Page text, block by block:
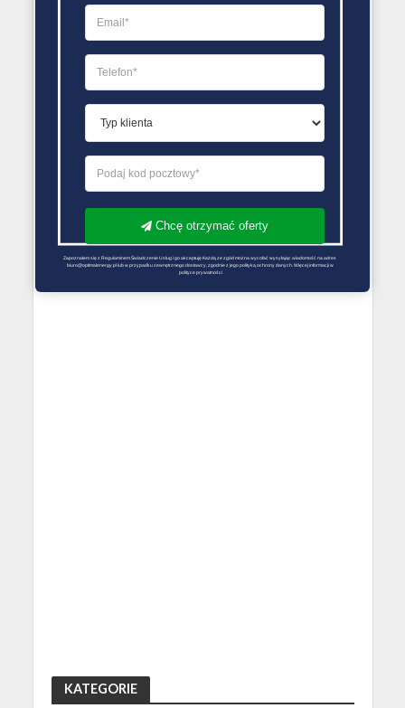
Dostawcy gazu Kartuzy
PORÓWNYWARKA OFERT GAZU
KATEGORIE
Chcę otrzymać oferty
Zapoznałem się z Regulaminem Świadczenie Usług i go akceptuję Każdą ze zgód można wycofać wysyłając wiadomość na adres
biuro@optimalenergy.pl lub w przypadku zewnętrznego dostawcy, zgodnie z jego polityką ochrony danych. Więcej informacji w
polityce prywatności